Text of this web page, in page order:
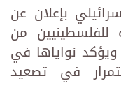
بإعلان عن
للفلسطينيين من
نواياها في
في تصعيد